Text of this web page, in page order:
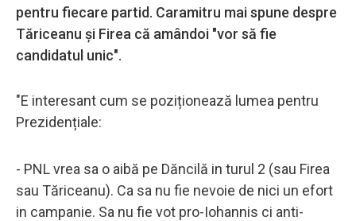
pentru fiecare partid. Caramitru mai spune despre
Tăriceanu și Firea că amândoi "vor să fie
candidatul unic".
"E interesant cum se poziționează lumea pentru
Prezidențiale:
- PNL vrea sa o aibă pe Dăncilă in turul 2 (sau Firea
sau Tăriceanu). Ca sa nu fie nevoie de nici un efort
in campanie. Sa nu fie vot pro-Iohannis ci anti-